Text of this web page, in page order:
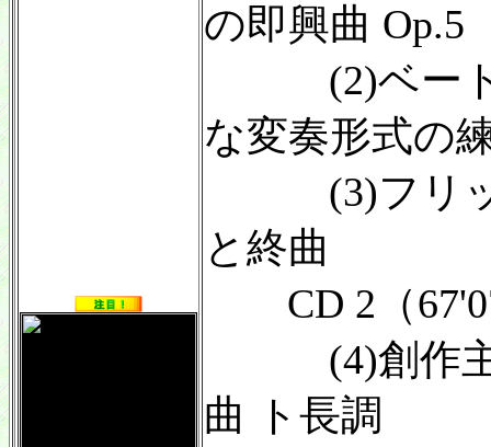
の即興曲 Op.5
(2)ベート
な変奏形式の
(3)フリッ
と終曲
CD 2（
(4)創作主
曲 ト長調